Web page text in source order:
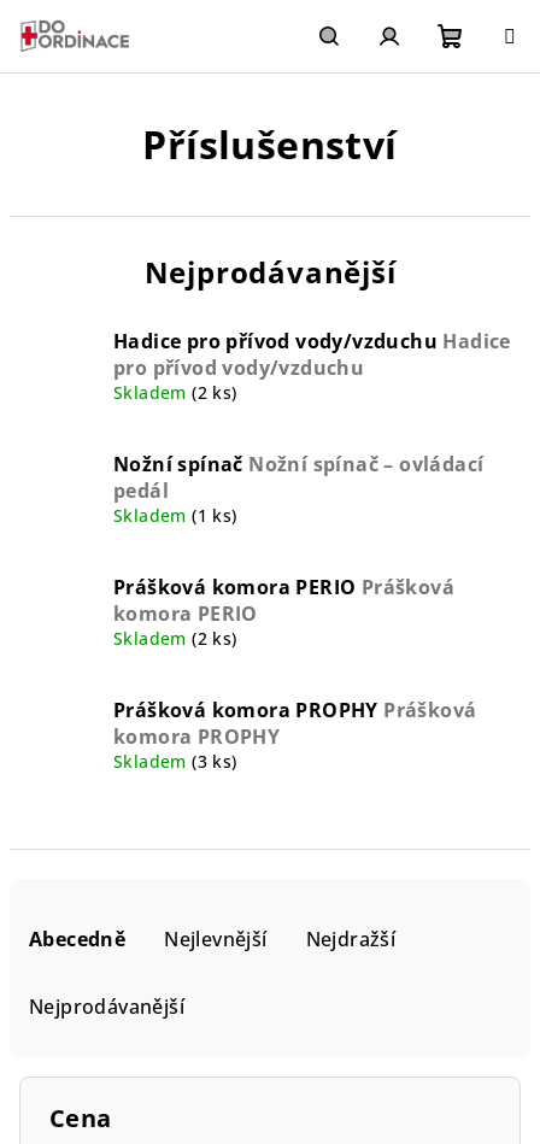
obsah
HledatPřihlášení
Příslušenství
Nejprodávanější
Hadice pro přívod vody/vzduchu Hadice
pro přívod vody/vzduchu
Skladem(2 ks)
Nožní spínač Nožní spínač – ovládací
pedál
Skladem(1 ks)
Prášková komora PERIO Prášková
komora PERIO
Skladem(2 ks)
Prášková komora PROPHY Prášková
komora PROPHY
Skladem(3 ks)
Abecedně Nejlevnější Nejdražší
Nejprodávanější
Cena